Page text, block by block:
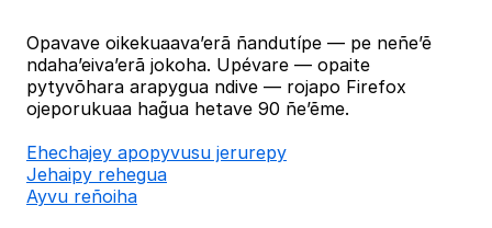
Opavave oikekuaava’erã ñandutípe — pe neñe’ẽ
ndaha’eiva’erã jokoha. Upévare — opaite
pytyvõhara arapygua ndive — rojapo Firefox
ojeporukuaa hag̃ua hetave 90 ñe’ẽme.
Ehechajey apopyvusu jerurepy
Jehaipy rehegua
Ayvu reñoiha